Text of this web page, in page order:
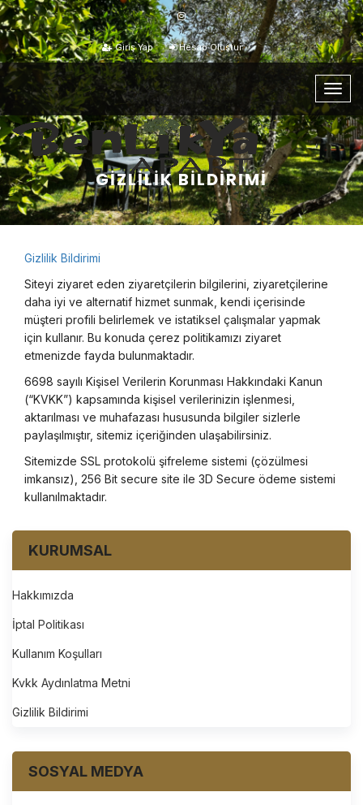
Giriş Yap Hesap Oluştur
GIZLILIK BILDIRIMI
Gizlilik Bildirimi
Siteyi ziyaret eden ziyaretçilerin bilgilerini, ziyaretçilerine
daha iyi ve alternatif hizmet sunmak, kendi içerisinde
müşteri profili belirlemek ve istatiksel çalışmalar yapmak
için kullanır. Bu konuda çerez politikamızı ziyaret
etmenizde fayda bulunmaktadır.
6698 sayılı Kişisel Verilerin Korunması Hakkındaki Kanun
(“KVKK”) kapsamında kişisel verilerinizin işlenmesi,
aktarılması ve muhafazası hususunda bilgiler sizlerle
paylaşılmıştır, sitemiz içeriğinden ulaşabilirsiniz.
Sitemizde SSL protokolü şifreleme sistemi (çözülmesi
imkansız), 256 Bit secure site ile 3D Secure ödeme sistemi
kullanılmaktadır.
KURUMSAL
Hakkımızda
İptal Politikası
Kullanım Koşulları
Kvkk Aydınlatma Metni
Gizlilik Bildirimi
SOSYAL MEDYA